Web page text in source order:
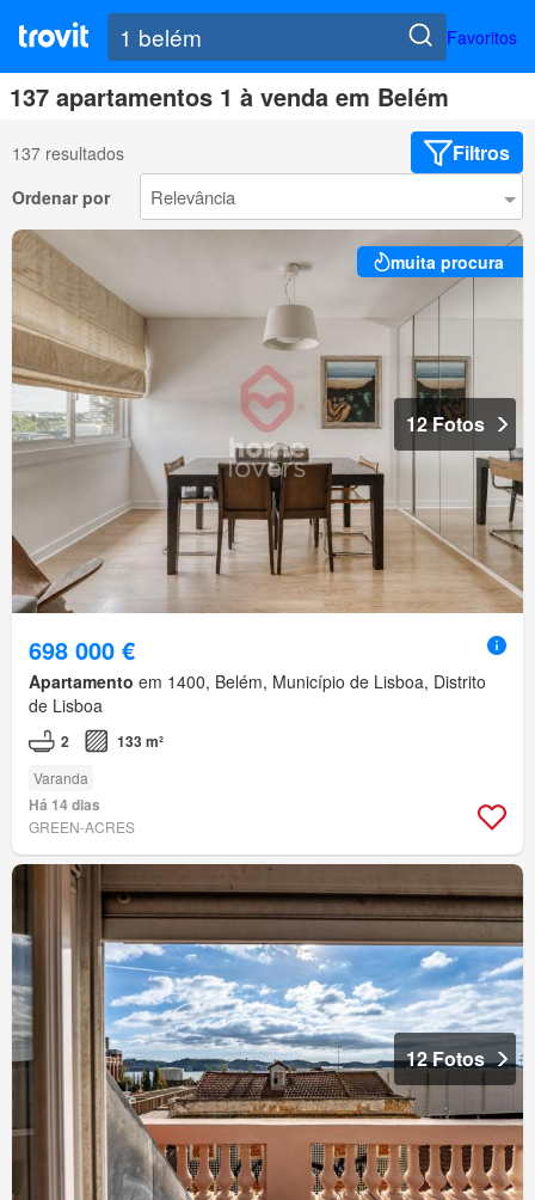
Favoritos
137 apartamentos 1 à venda em Belém
137 resultados Filtros
Ordenar por
muita procura
12 Fotos
698 000 €
Apartamento em 1400, Belém, Município de Lisboa, Distrito
de Lisboa
2 133 m²
Varanda
Há 14 dias
GREEN-ACRES
12 Fotos